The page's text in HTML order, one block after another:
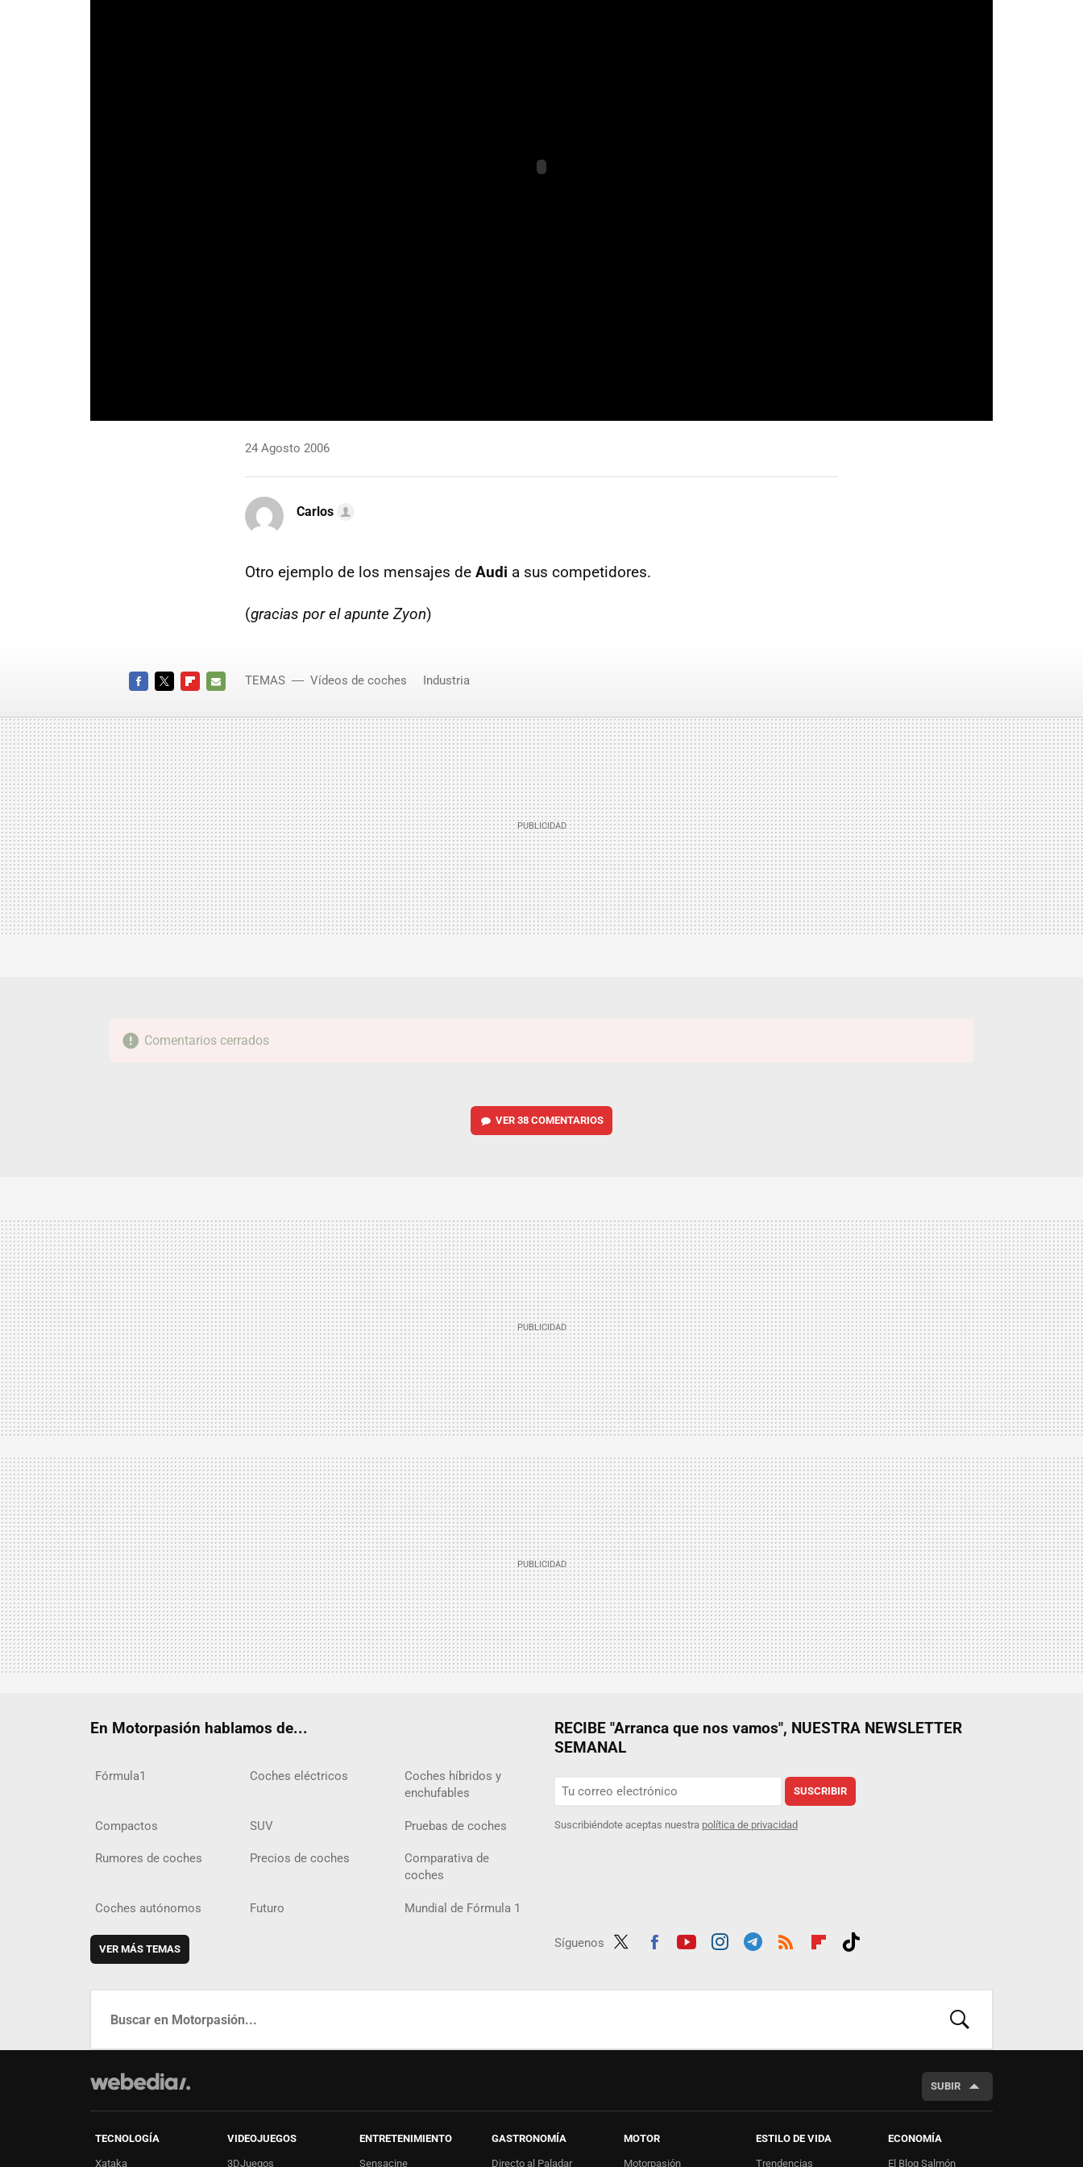
24 Agosto 2006
Carlos
Otro ejemplo de los mensajes de Audi a sus competidores.
(gracias por el apunte Zyon)
MAIL
TEMAS Vídeos de coches Industria
Comentarios cerrados
VER 38 COMENTARIOS
RECIBE "Arranca que nos vamos", NUESTRA NEWSLETTER
SEMANAL
SUSCRIBIR
Suscribiéndote aceptas nuestra política de privacidad
Síguenos
ter
ebo
ube
agra
gra
boar
ok
En Motorpasión hablamos de...
Fórmula1 Coches eléctricos
Coches híbridos y
enchufables
Compactos SUV Pruebas de coches
Rumores de coches Precios de coches
Comparativa de
coches
Coches autónomos Futuro Mundial de Fórmula 1
VER MÁS TEMAS
BUSCAR
SUBIR
TECNOLOGÍA
Xataka
VIDEOJUEGOS
3DJuegos
ENTRETENIMIENTO
Sensacine
GASTRONOMÍA
Directo al Paladar
MOTOR
Motorpasión
ESTILO DE VIDA
Trendencias
ECONOMÍA
El Blog Salmón